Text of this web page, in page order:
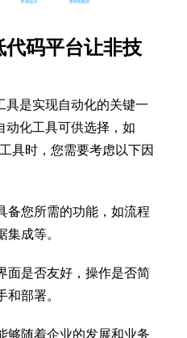
码平台让非技
具是实现自动化的关键一
动化工具可供选择，如
具时，您需要考虑以下因
备您所需的功能，如流程
成等。
面是否友好，操作是否简
部署。
够随着企业的发展和业务